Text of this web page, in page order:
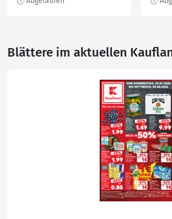
Blättere im aktuellen